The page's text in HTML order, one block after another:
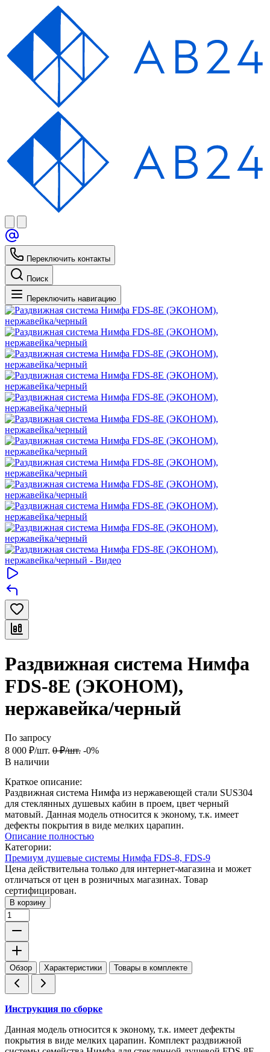
Переключить контакты
Поиск
Переключить навигацию
Раздвижная система Нимфа
FDS-8E (ЭКОНОМ),
нержавейка/черный
По запросу
8 000 ₽/шт. 0 ₽/шт. -0%
В наличии
Краткое описание:
Раздвижная система Нимфа из нержавеющей стали SUS304
для стеклянных душевых кабин в проем, цвет черный
матовый. Данная модель относится к эконому, т.к. имеет
дефекты покрытия в виде мелких царапин.
Описание полностью
Категории:
Премиум душевые системы Нимфа FDS-8, FDS-9
Цена действительна только для интернет-магазина и может
отличаться от цен в розничных магазинах. Товар
сертифицирован.
В корзину
Обзор Характеристики Товары в комплекте
Инструкция по сборке
Данная модель относится к эконому, т.к. имеет дефекты
покрытия в виде мелких царапин. Комплект раздвижной